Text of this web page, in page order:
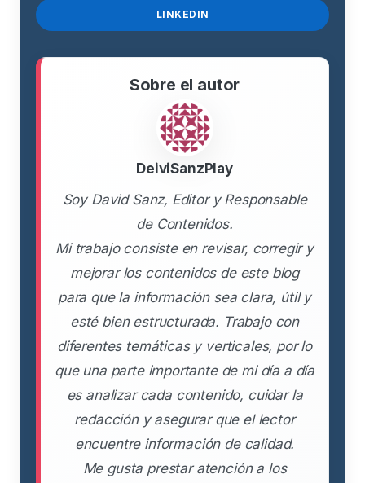
LINKEDIN
Sobre el autor
DeiviSanzPlay
Soy David Sanz, Editor y Responsable
de Contenidos.
Mi trabajo consiste en revisar, corregir y
mejorar los contenidos de este blog
para que la información sea clara, útil y
esté bien estructurada. Trabajo con
diferentes temáticas y verticales, por lo
que una parte importante de mi día a día
es analizar cada contenido, cuidar la
redacción y asegurar que el lector
encuentre información de calidad.
Me gusta prestar atención a los